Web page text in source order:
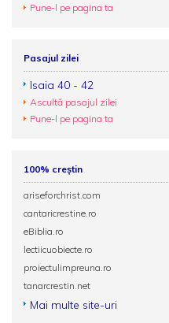
Pune-l pe pagina ta
Pasajul zilei
Isaia 40 - 42
Ascultă pasajul zilei
Pune-l pe pagina ta
100% creștin
ariseforchrist.com
cantaricrestine.ro
eBiblia.ro
lectiicuobiecte.ro
proiectulimpreuna.ro
tanarcrestin.net
Mai multe site-uri